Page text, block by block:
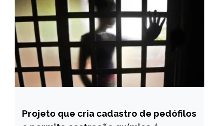
BRASIL
Projeto que cria cadastro de pedófilos